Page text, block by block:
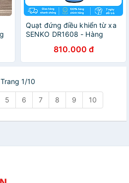
Quạt đứng điều khiển từ xa
SENKO DR1608 - Hàng
810.000 đ
Trang 1/10
5 6 7 8 9 10